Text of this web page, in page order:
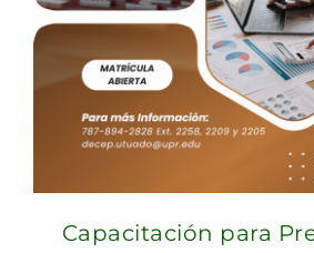
Capacitación para